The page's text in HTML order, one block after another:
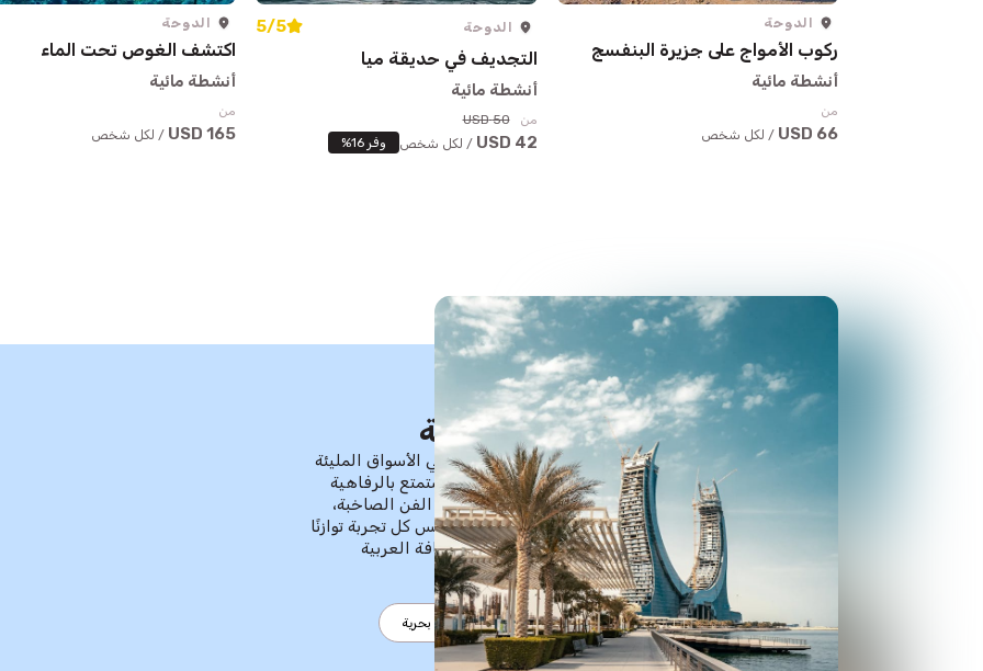
الدوحة
ركوب الأمواج على جزيرة البنفسج
أنشطة مائية
من
66 USD / لكل شخص
الدوحة 5/5
التجديف في حديقة ميا
أنشطة مائية
من 50 USD
42 USD / لكل شخص وفر 16%
الدوحة
اكتشف الغوص تحت الماء
أنشطة مائية
من
165 USD / لكل شخص
حيث يلتقي التقليد بالأناقة الحديثة
ادخل إلى عالم يندمج فيه القديم والجديد بسلاسة. تجول في الأسواق المليئة
بالتوابل، وتمعن في عجائب الهندسة المعمارية الحديثة، واستمتع بالرفاهية
الراقية لمدينة تقدر تراثها. من الشواطئ الهادئة إلى مشاهد الفن الصاخبة،
تعتبر هذه الوجهة واحة تحتفل بالتقليد مع الأناقة. هنا، تعكس كل تجربة توازنًا
بين الرفاهية والتاريخ، مما يقدم رحلة لا تُنسى عبر قلب الثقافة العربية
واللمسة المعاصرة.
ابحث عن التجربة المناسبة لك
جولات بالقوارب حدائق المياه رحلة بحرية رحلات بحرية
قوارب سريعة